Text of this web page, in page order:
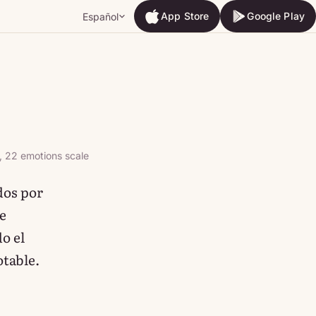
Español App Store
App Store
Google Play
Google Play
22 emotions scale
por
el